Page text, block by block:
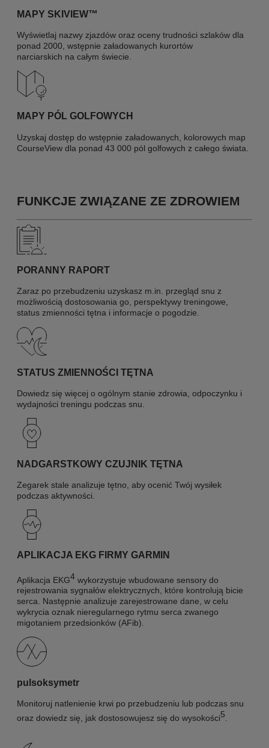
MAPY SKIVIEW™
Wyświetlaj nazwy zjazdów oraz oceny trudności szlaków dla
ponad 2000, wstępnie załadowanych kurortów
narciarskich na całym świecie.
MAPY PÓL GOLFOWYCH
Uzyskaj dostęp do wstępnie załadowanych, kolorowych map
CourseView dla ponad 43 000 pól golfowych z całego świata.
FUNKCJE ZWIĄZANE ZE ZDROWIEM
PORANNY RAPORT
Zaraz po przebudzeniu uzyskasz m.in. przegląd snu z
możliwością dostosowania go, perspektywy treningowe,
status zmienności tętna i informacje o pogodzie.
STATUS ZMIENNOŚCI TĘTNA
Dowiedz się więcej o ogólnym stanie zdrowia, odpoczynku i
wydajności treningu podczas snu.
NADGARSTKOWY CZUJNIK TĘTNA
Zegarek stale analizuje tętno, aby ocenić Twój wysiłek
podczas aktywności.
APLIKACJA EKG FIRMY GARMIN
Aplikacja EKG4 wykorzystuje wbudowane sensory do
rejestrowania sygnałów elektrycznych, które kontrolują bicie
serca. Następnie analizuje zarejestrowane dane, w celu
wykrycia oznak nieregularnego rytmu serca zwanego
migotaniem przedsionków (AFib).
pulsoksymetr
Monitoruj natlenienie krwi po przebudzeniu lub podczas snu
oraz dowiedz się, jak dostosowujesz się do wysokości5